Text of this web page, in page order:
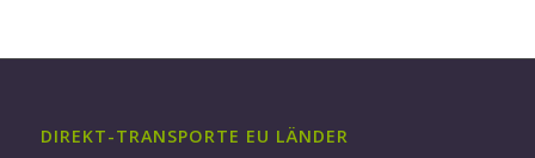
DIREKT-TRANSPORTE EU LÄNDER